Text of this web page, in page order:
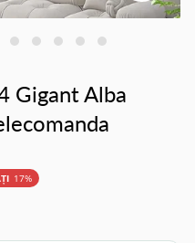
Gigant Alba
17%